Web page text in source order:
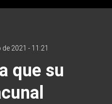
2021 - 11:21
que su